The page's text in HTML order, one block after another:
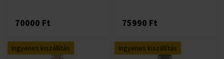
70000 Ft 75990 Ft
Ingyenes kiszállítás Ingyenes kiszállítás